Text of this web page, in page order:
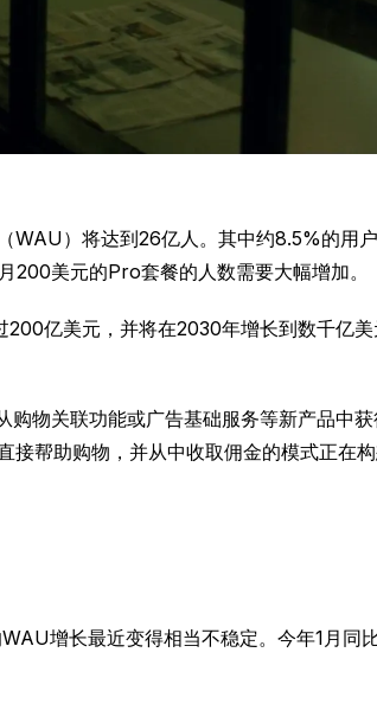
）将达到26亿人。其中约8.5%的用
美元的Pro套餐的人数需要大幅增加。
亿美元，并将在2030年增长到数千亿
物关联功能或广告基础服务等新产品中
帮助购物，并从中收取佣金的模式正在构
增长最近变得相当不稳定。今年1月同